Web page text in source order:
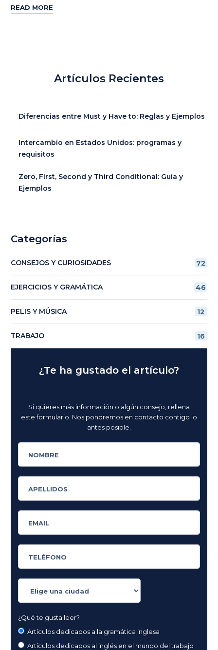
READ MORE
Artículos Recientes
Diferencias entre Must y Have to: Reglas y Ejemplos
Intercambio en Estados Unidos: programas y
requisitos
Zero, First, Second y Third Conditional: Guía y
Ejemplos
Categorías
CONSEJOS Y CURIOSIDADES 72
EJERCICIOS Y GRAMÁTICA 46
PELIS Y MÚSICA 12
TRABAJO 16
¿Te ha gustado el artículo?
Si quieres más información o algún consejo, rellena
este formulario. Nos pondremos en contacto contigo lo
antes posible.
¿Qué te gusta leer?
Artículos dedicados a la gramática inglesa
Artículos dedicados al inglés en el mundo del trabajo